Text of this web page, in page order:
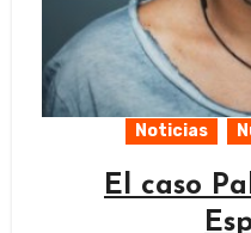
Noticias
El caso